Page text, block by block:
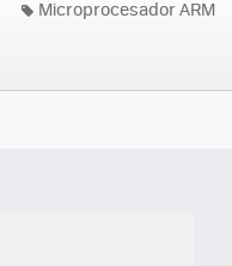
Microprocesador ARM